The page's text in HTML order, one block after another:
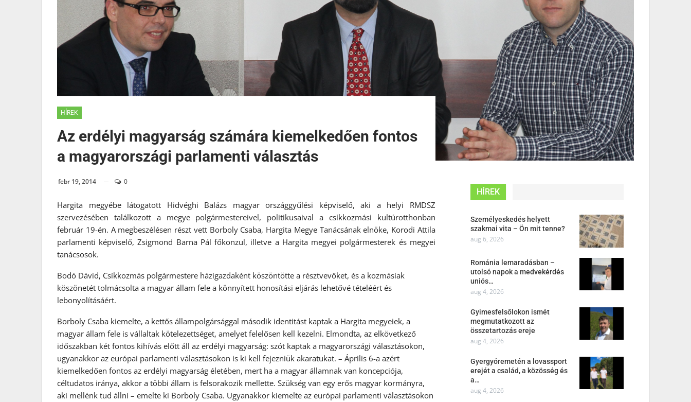
HÍREK
Az erdélyi magyarság számára kiemelkedően fontos
a magyarországi parlamenti választás
febr 19, 2014 0
Hargita megyébe látogatott Hidvéghi Balázs magyar országgyűlési képviselő, aki a helyi RMDSZ
szervezésében találkozott a megye polgármestereivel, politikusaival a csíkkozmási kultúrotthonban
február 19-én. A megbeszélésen részt vett Borboly Csaba, Hargita Megye Tanácsának elnöke, Korodi Attila
parlamenti képviselő, Zsigmond Barna Pál főkonzul, illetve a Hargita megyei polgármesterek és megyei
tanácsosok.
Bodó Dávid, Csíkkozmás polgármestere házigazdaként köszöntötte a résztvevőket, és a kozmásiak
köszönetét tolmácsolta a magyar állam fele a könnyített honosítási eljárás lehetővé tételéért és
lebonyolításáért.
Borboly Csaba kiemelte, a kettős állampolgársággal második identitást kaptak a Hargita megyeiek, a
magyar állam fele is vállaltak kötelezettséget, amelyet felelősen kell kezelni. Elmondta, az elkövetkező
időszakban két fontos kihívás előtt áll az erdélyi magyarság: szót kaptak a magyarországi választásokon,
ugyanakkor az európai parlamenti választásokon is ki kell fejezniük akaratukat. – Április 6-a azért
kiemelkedően fontos az erdélyi magyarság életében, mert ha a magyar államnak van koncepciója,
céltudatos iránya, akkor a többi állam is felsorakozik mellette. Szükség van egy erős magyar kormányra,
aki mellénk tud állni – emelte ki Borboly Csaba. Ugyanakkor kiemelte az európai parlamenti választásokon
HÍREK
Személyeskedés helyett
szakmai vita – Ön mit tenne?
aug 6, 2026
Románia lemaradásban –
utolsó napok a medvekérdés
uniós…
aug 4, 2026
Gyimesfelsőlokon ismét
megmutatkozott az
összetartozás ereje
aug 4, 2026
Gyergyóremetén a lovassport
erejét a család, a közösség és
a…
aug 4, 2026